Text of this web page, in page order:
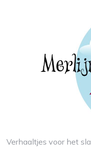
Verhaaltjes voor het